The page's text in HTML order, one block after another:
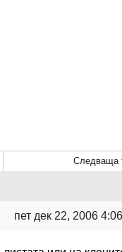
Следваща
пет дек 22, 2006